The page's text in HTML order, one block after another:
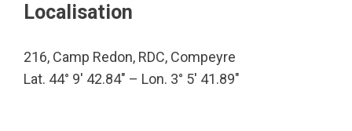
Localisation
216, Camp Redon, RDC, Compeyre
Lat. 44° 9′ 42.84″ – Lon. 3° 5′ 41.89″